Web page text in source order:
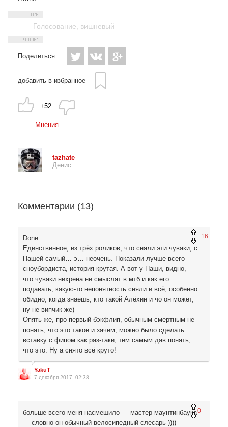
Голосование вишневый
Поделиться
добавить в избранное
+52
Мнения
tazhate
Денис
Комментарии (13)
+16
Done.
Единственное, из трёх роликов, что сняли эти чуваки, с
Пашей самый… э… неочень. Показали лучше всего
сноубордиста, история крутая. А вот у Паши, видно,
что чуваки нихрена не смыслят в мтб и как его
подавать, какую-то непонятность сняли и всё, особенно
обидно, когда знаешь, кто такой Алёхин и чо он может,
ну не випчик же)
Опять же, про первый бэкфлип, обычным смертным не
понять, что это такое и зачем, можно было сделать
вставку с фипом как раз-таки, тем самым дав понять,
что это. Ну а снято всё круто!
YakuT
7 декабря 2017, 02:38
0
больше всего меня насмешило — мастер маунтинбаука
— словно он обычный велосипедный слесарь ))))